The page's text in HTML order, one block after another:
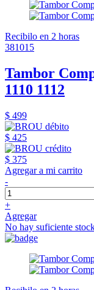
Recibilo en 2 horas
381015
Tambor
1110 1112
$ 499
$ 425
$ 375
Agregar a mi carrito
-
+
Agregar
No hay suficiente